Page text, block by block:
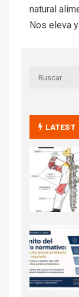
natural
Nos eleva y
LATEST